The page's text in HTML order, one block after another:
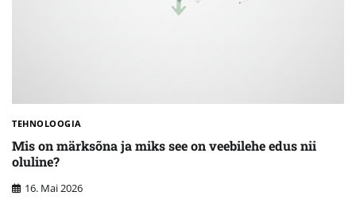
TEHNOLOOGIA
Mis on märksõna ja miks see on veebilehe edus nii
oluline?
16. Mai 2026